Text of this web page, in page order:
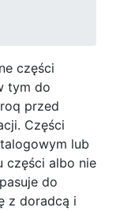
części
tym do
przed
Części
lub
części albo nie
do
z doradcą i